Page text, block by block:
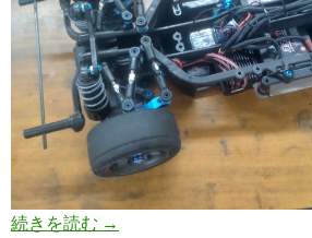
続きを読む M-07 Concepts 【サスペ
→